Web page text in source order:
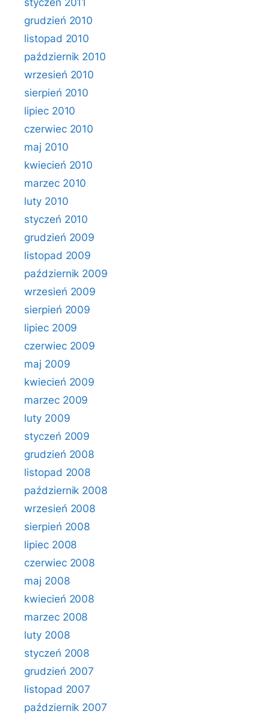
styczeń 2011
grudzień 2010
listopad 2010
październik 2010
wrzesień 2010
sierpień 2010
lipiec 2010
czerwiec 2010
maj 2010
kwiecień 2010
marzec 2010
luty 2010
styczeń 2010
grudzień 2009
listopad 2009
październik 2009
wrzesień 2009
sierpień 2009
lipiec 2009
czerwiec 2009
maj 2009
kwiecień 2009
marzec 2009
luty 2009
styczeń 2009
grudzień 2008
listopad 2008
październik 2008
wrzesień 2008
sierpień 2008
lipiec 2008
czerwiec 2008
maj 2008
kwiecień 2008
marzec 2008
luty 2008
styczeń 2008
grudzień 2007
listopad 2007
październik 2007